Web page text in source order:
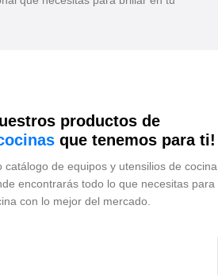
productos de
que tenemos para ti!
catálogo de equipos y utensilios de cocina
encontrarás todo lo que necesitas para
con lo mejor del mercado.